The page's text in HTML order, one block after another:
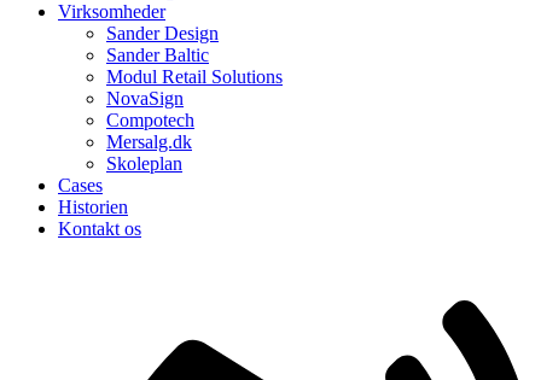
Virksomheder
Sander Design
Sander Baltic
Modul Retail Solutions
NovaSign
Compotech
Mersalg.dk
Skoleplan
Cases
Historien
Kontakt os